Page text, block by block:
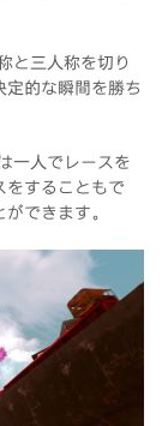
と三人称を切り
的な瞬間を勝ち
一人でレースを
をすることもで
できます。